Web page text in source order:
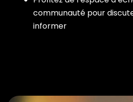
communauté pour
informer